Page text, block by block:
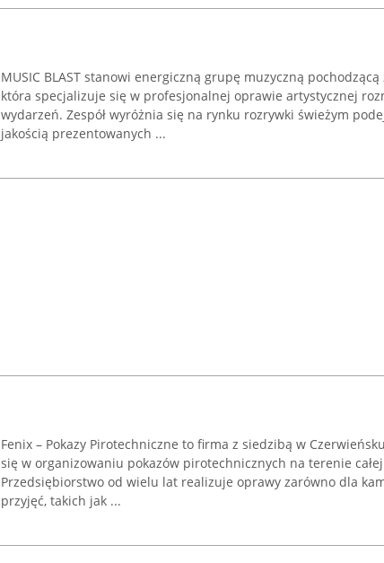
MUSIC BLAST stanowi energiczną grupę muzyczną pochodzącą
która specjalizuje się w profesjonalnej oprawie artystycznej
wydarzeń. Zespół wyróżnia się na rynku rozrywki świeżym
jakością prezentowanych ...
Fenix – Pokazy Pirotechniczne to firma z siedzibą w
się w organizowaniu pokazów pirotechnicznych na terenie całej
Przedsiębiorstwo od wielu lat realizuje oprawy zarówno dla
przyjęć, takich jak ...